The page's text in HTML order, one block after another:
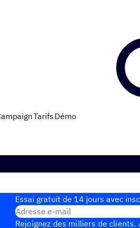
Tarifs Démo
Essai gratuit de 14 jours avec
Adresse e-mail
Rejoignez des milliers de